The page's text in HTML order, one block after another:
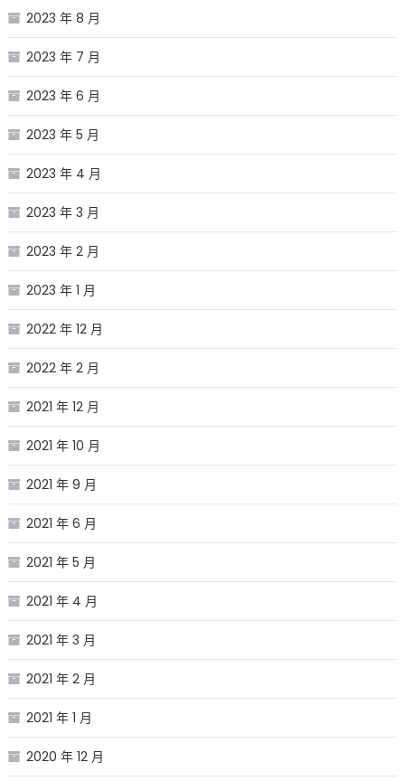
2023 年 8 月
2023 年 7 月
2023 年 6 月
2023 年 5 月
2023 年 4 月
2023 年 3 月
2023 年 2 月
2023 年 1 月
2022 年 12 月
2022 年 2 月
2021 年 12 月
2021 年 10 月
2021 年 9 月
2021 年 6 月
2021 年 5 月
2021 年 4 月
2021 年 3 月
2021 年 2 月
2021 年 1 月
2020 年 12 月